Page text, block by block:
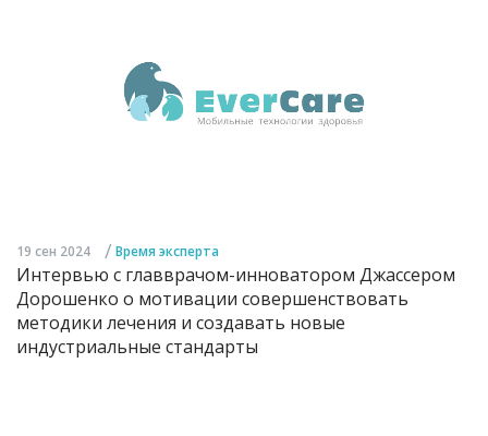
19 сен 2024 / Время эксперта
Интервью с главврачом-инноватором Джассером
Дорошенко о мотивации совершенствовать
методики лечения и создавать новые
индустриальные стандарты